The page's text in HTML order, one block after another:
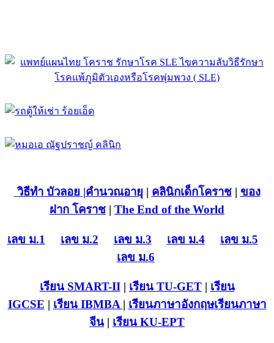
วิธีทำ บัวลอย |คำนวณอายุ | คลินิกเด็กโคราช| ของ
ฝาก โคราช | The End of the World
เลข ม.1 เลข ม.2 เลข ม.3 เลข ม.4
เลข ม.5
เลข ม.6
เรียน SMART-II| เรียน TU-GET| เรียน
IGCSE | เรียน IBMBA | เรียนภาษาอังกฤษเรียนภาษา
จีน | เรียน KU-EPT